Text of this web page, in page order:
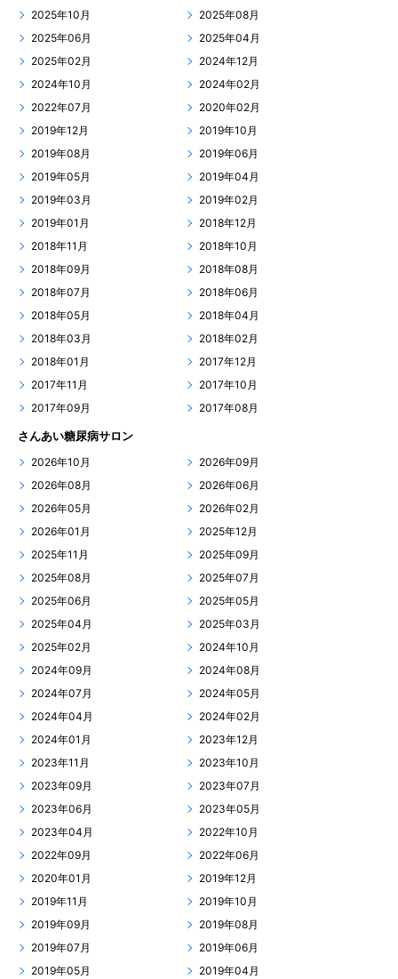
2025年10月
2025年08月
2025年06月
2025年04月
2025年02月
2024年12月
2024年10月
2024年02月
2022年07月
2020年02月
2019年12月
2019年10月
2019年08月
2019年06月
2019年05月
2019年04月
2019年03月
2019年02月
2019年01月
2018年12月
2018年11月
2018年10月
2018年09月
2018年08月
2018年07月
2018年06月
2018年05月
2018年04月
2018年03月
2018年02月
2018年01月
2017年12月
2017年11月
2017年10月
2017年09月
2017年08月
さんあい糖尿病サロン
2026年10月
2026年09月
2026年08月
2026年06月
2026年05月
2026年02月
2026年01月
2025年12月
2025年11月
2025年09月
2025年08月
2025年07月
2025年06月
2025年05月
2025年04月
2025年03月
2025年02月
2024年10月
2024年09月
2024年08月
2024年07月
2024年05月
2024年04月
2024年02月
2024年01月
2023年12月
2023年11月
2023年10月
2023年09月
2023年07月
2023年06月
2023年05月
2023年04月
2022年10月
2022年09月
2022年06月
2020年01月
2019年12月
2019年11月
2019年10月
2019年09月
2019年08月
2019年07月
2019年06月
2019年05月
2019年04月